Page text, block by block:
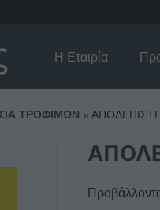
Η Εταιρία
ΤΡΟΦΙΜΩΝ »